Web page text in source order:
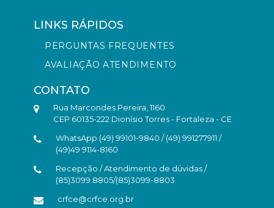
LINKS RÁPIDOS
PERGUNTAS FREQUENTES
AVALIAÇÃO ATENDIMENTO
CONTATO
Rua Marcondes Pereira, 1160
CEP 60135-222 Dionísio Torres - Fortaleza - CE
WhatsApp (49) 99101-9840 / (49) 991277911 /
(49)49 9114-8160
Recepção / Atendimento de dúvidas /
(85)3099.8805/(85)3099-8803
crfce@crfce.org.br